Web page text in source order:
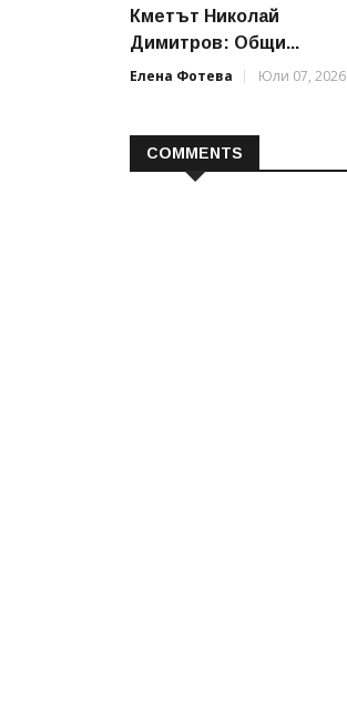
Кметът Николай
Димитров: Общи...
Елена Фотева
Юли 07, 2026
COMMENTS